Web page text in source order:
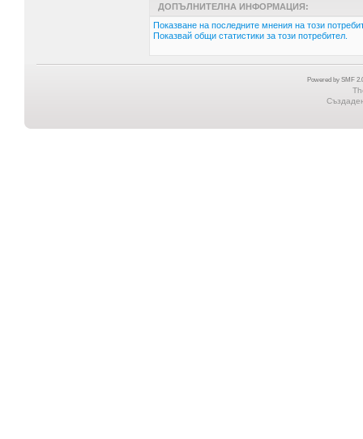
ДОПЪЛНИТЕЛНА ИНФОРМАЦИЯ:
Показване на последните мнения на този
Показвай общи статистики за този потребител.
Powered by SMF